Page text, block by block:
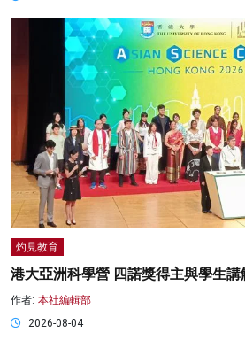
灼見教育
港大亞洲科學營 四諾獎得主與學生講
作者: 本社編輯部
2026-08-04